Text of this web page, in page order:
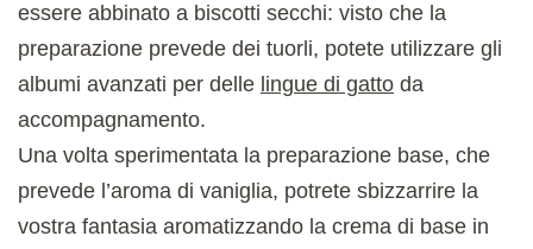
essere abbinato a biscotti secchi: visto che la
preparazione prevede dei tuorli, potete utilizzare gli
albumi avanzati per delle lingue di gatto da
accompagnamento.
Una volta sperimentata la preparazione base, che
prevede l’aroma di vaniglia, potrete sbizzarrire la
vostra fantasia aromatizzando la crema di base in